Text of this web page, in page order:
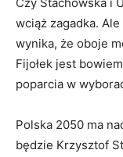
wciąż zagadka.
wynika, że oboje
Fijołek jest
poparcia w
Polska 2050 ma
będzie Krzysztof